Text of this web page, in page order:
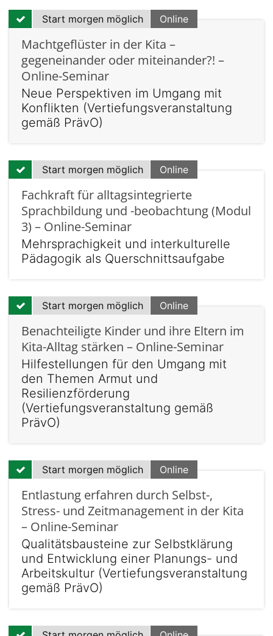
Start morgen möglich Online
Machtgeflüster in der Kita –
gegeneinander oder miteinander?! –
Online-Seminar
Neue Perspektiven im Umgang mit
Konflikten (Vertiefungsveranstaltung
gemäß PrävO)
Start morgen möglich Online
Fachkraft für alltagsintegrierte
Sprachbildung und -beobachtung (Modul
3) – Online-Seminar
Mehrsprachigkeit und interkulturelle
Pädagogik als Querschnittsaufgabe
Start morgen möglich Online
Benachteiligte Kinder und ihre Eltern im
Kita-Alltag stärken – Online-Seminar
Hilfestellungen für den Umgang mit
den Themen Armut und
Resilienzförderung
(Vertiefungsveranstaltung gemäß
PrävO)
Start morgen möglich Online
Entlastung erfahren durch Selbst-,
Stress- und Zeitmanagement in der Kita
– Online-Seminar
Qualitätsbausteine zur Selbstklärung
und Entwicklung einer Planungs- und
Arbeitskultur (Vertiefungsveranstaltung
gemäß PrävO)